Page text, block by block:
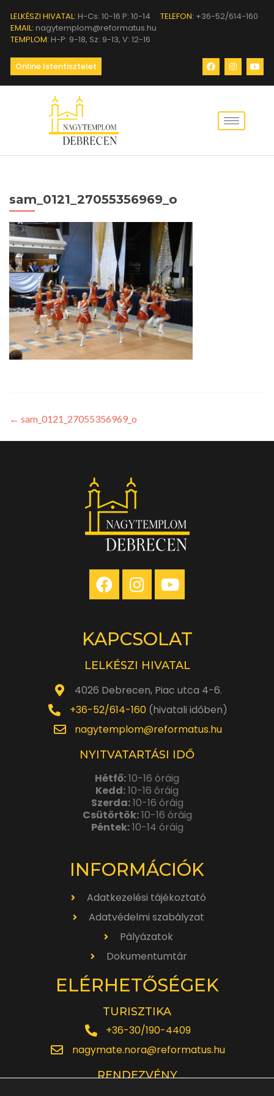
LELKÉSZI HIVATAL: H-Cs: 10-16 P: 10-14 TELEFON: +36-52/614-160
EMAIL: nagytemplom@reformatus.hu
TEMPLOM: H-P: 9-18, Sz: 9-13, V: 12-16
Online Istentisztelet
sam_0121_27055356969_o
← sam_0121_27055356969_o
KAPCSOLAT
LELKÉSZI HIVATAL
4026 Debrecen, Piac utca 4-6.
+36-52/614-160(hivatali időben)
nagytemplom@reformatus.hu
NYITVATARTÁSI IDŐ
Hétfő:10-16 óráig
Kedd:10-16 óráig
Szerda:10-16 óráig
Csütörtök:10-16 óráig
Péntek:10-14 óráig
INFORMÁCIÓK
Adatkezelési tájékoztató
Adatvédelmi szabályzat
Pályázatok
Dokumentumtár
ELÉRHETŐSÉGEK
TURISZTIKA
+36-30/190-4409
nagymate.nora@reformatus.hu
RENDEZVÉNY